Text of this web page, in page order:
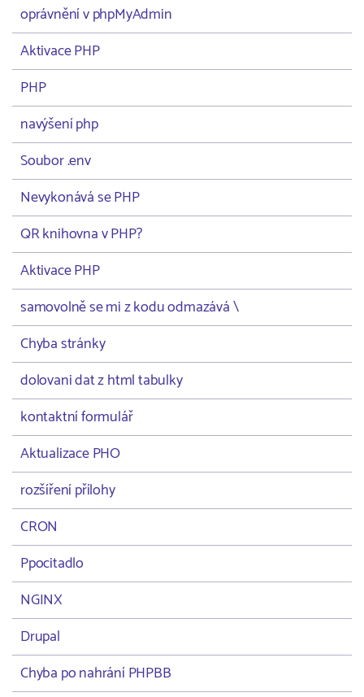
oprávnění v phpMyAdmin
Aktivace PHP
PHP
navýšení php
Soubor .env
Nevykonává se PHP
QR knihovna v PHP?
Aktivace PHP
samovolně se mi z kodu odmazává \
Chyba stránky
dolovani dat z html tabulky
kontaktní formulář
Aktualizace PHO
rozšíření přílohy
CRON
Ppocitadlo
NGINX
Drupal
Chyba po nahrání PHPBB